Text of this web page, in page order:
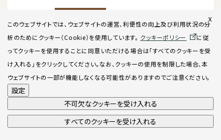
落合孝文弁護士が対談に参加した記事「デジタル社会
の実現と法規整」がジュリスト2022年4月号に掲載さ
業務分野：DXガバナンス／電子契約／サービスのオンライン化
パブリックリレーション／規制改革／サンドボックス・グレーゾ
X
このウェブサイトでは、ウェブサイトの運営、利便性の向上及び利用状況の分
析のためにクッキー（Cookie）を使用しています。 クッキーポリシー
に従
ってクッキーを使用することに同意いただける場合は「すべてのクッキーを受
け入れる」をクリックしてください。なお、クッキーの使用を制限した場合、本
ウェブサイトの一部が機能しなくなる可能性がありますのでご注意ください。
設定
不可欠なクッキーを受け入れる
すべてのクッキーを受け入れる